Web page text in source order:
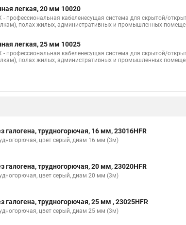
легкая, 20 мм 10020
профессиональная кабеленесущая система для скрытой/
полах жилых, административных и промышленных
легкая, 25 мм 10025
профессиональная кабеленесущая система для скрытой/
полах жилых, административных и промышленных
галогена, трудногорючая, 16 мм, 23016HFR
цвет серый, диам 16 мм (3м)
галогена, трудногорючая, 20 мм, 23020HFR
цвет серый, диам 20 мм (3м)
галогена, трудногорючая, 25 мм , 23025HFR
цвет серый, диам 25 мм (3м)